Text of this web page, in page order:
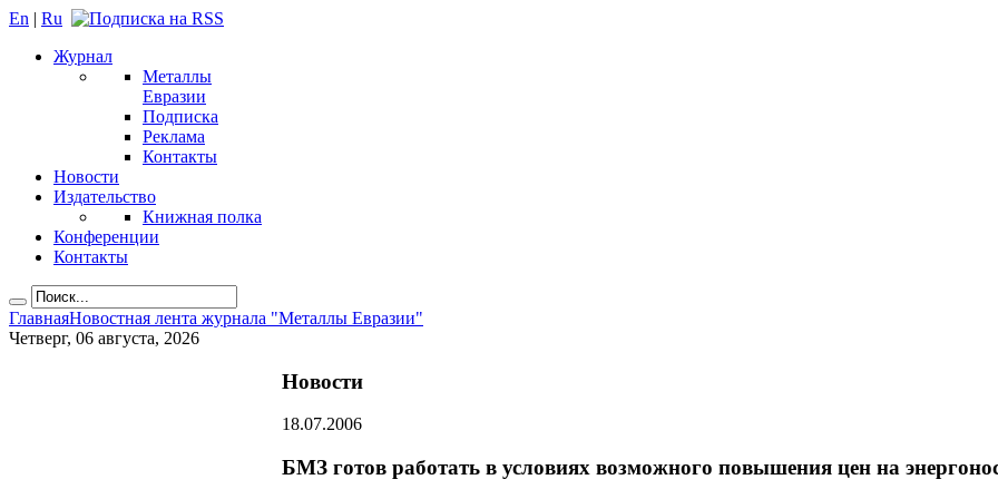
En | Ru
Журнал
Металлы
Евразии
Подписка
Реклама
Контакты
Новости
Издательство
Книжная полка
Конференции
Контакты
ГлавнаяНовостная лента журнала "Металлы Евразии"
Четверг, 06 августа, 2026
Новости
18.07.2006
БМЗ готов работать в условиях возможного повышения цен на